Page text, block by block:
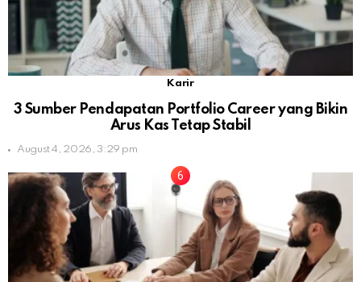
Karir
3 Sumber Pendapatan Portfolio Career yang Bikin
Arus Kas Tetap Stabil
August 4, 2026, 3:29 pm